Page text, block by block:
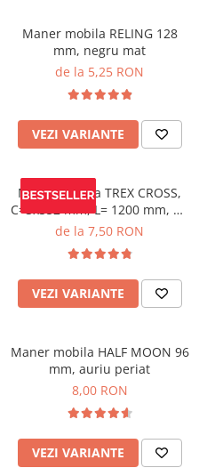
Maner mobila RELING 128
mm, negru mat
de la 5,25 RON
VEZI VARIANTE
Maner mobila TREX CROSS,
C=3x352 mm, L= 1200 mm, Al,
negru mat
de la 7,50 RON
VEZI VARIANTE
Maner mobila HALF MOON 96
mm, auriu periat
8,00 RON
VEZI VARIANTE